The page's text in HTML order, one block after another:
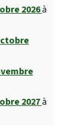
2026à
2027à